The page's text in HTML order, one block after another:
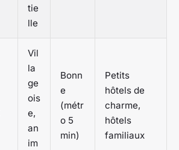
tie
lle
Vil
la
ge
ois
e,
an
im
Bonn
e
(métr
o 5
min)
Petits
hôtels de
charme,
hôtels
familiaux